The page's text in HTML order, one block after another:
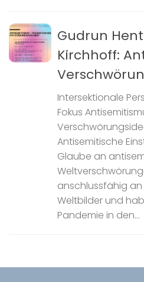
Gudrun
Kirchhoff:
Intersektionale
Fokus
Antisemitische
Glaube an
anschlussfähig
Weltbilder und
Pandemie in den...